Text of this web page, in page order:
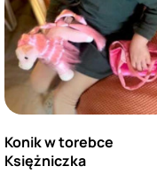
Konik w torebce
Księżniczka